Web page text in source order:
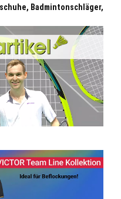
Badmintonschläger,